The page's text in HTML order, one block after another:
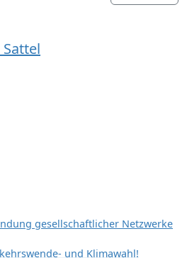
gesellschaftlicher Netzwerke
und Klimawahl!